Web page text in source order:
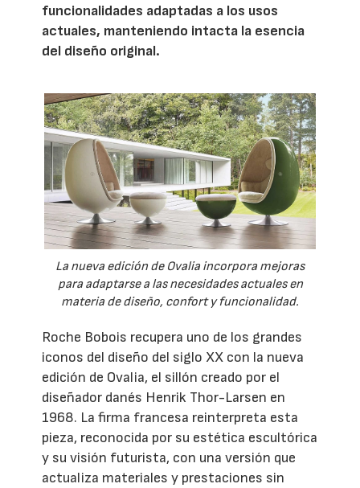
funcionalidades adaptadas a los usos
actuales, manteniendo intacta la esencia
del diseño original.
La nueva edición de Ovalia incorpora mejoras
para adaptarse a las necesidades actuales en
materia de diseño, confort y funcionalidad.
Roche Bobois recupera uno de los grandes
iconos del diseño del siglo XX con la nueva
edición de Ovalia, el sillón creado por el
diseñador danés Henrik Thor-Larsen en
1968. La firma francesa reinterpreta esta
pieza, reconocida por su estética escultórica
y su visión futurista, con una versión que
actualiza materiales y prestaciones sin